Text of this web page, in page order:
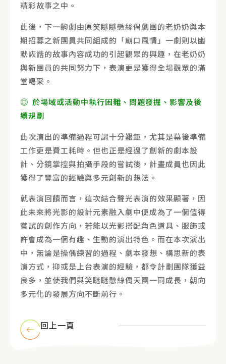
精彩故事之中。
此後，下一齣劇由原笑瞇瞇懸絲偶劇團的老奶奶與本
期招募之新團員共同組成的「廟口風情」一劇則以幽
默詼諧的故事內容成功的引起觀眾的興趣，在老奶奶
與新團員的共同努力下，表演更是獲得全場觀眾的滿
堂喝采。
◎ 於場域或活動中執行困難、問題發掘、影響及後
續規劃
此次演出的準備過程可謂十分艱鉅，尤其是幕後準備
工作更是費工耗時。但也正是經過了創新的劇本設
計、分鏡掌控與拍攝手段的嘗試後，計畫成員也因此
獲得了豐富的經驗與多元創新的想法。
就表演回饋而言，這次結合聲光表演的效果顯著，因
此未來將光影的設計元素融入劇中便成為了一個值得
嘗試的創作方向，若能以光影搭配角色道具、服飾或
許會成為一個有趣、生動的演出特色。而在本次演出
中，無論是操偶練習的過程、劇本發想、構思新的表
演方式，抑或是上台表演的經驗，都令計劃團隊獲益
良多，並使我們與笑瞇瞇懸絲偶天團一同成長，朝向
多元化的發展方向不斷前行。
回上一頁